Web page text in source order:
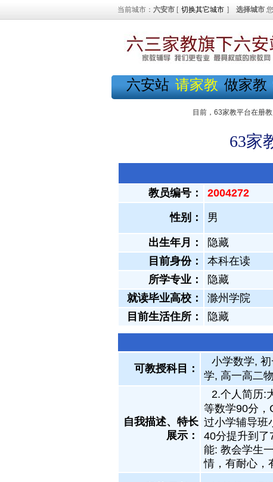
当前城市： 六安市 [ 切换其它城市 ] 选择城市
六安站 请家教 做家教
目前，63家教平台在册
63家
教员编号： 2004272
性别： 男
出生年月：
隐藏
目前身份： 本科在读
所学专业：
隐藏
就读毕业高校：
滁州学院
目前生活住所：
隐藏
可教授科目：
小学数学,
学, 高一高二
自我描述、特长
展示 ：
2.个人简历:
等数学90分，
过小学辅导班
40分提升到了
能: 教会学生
情，有耐心，